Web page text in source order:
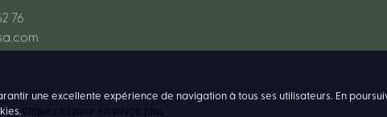
une excellente expérience de navigation à tous ses utilisateurs. En
Cliquez ici pour en savoir plus
76